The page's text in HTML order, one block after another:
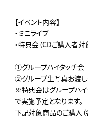
【イベント内容】
・ミニライブ
・特典会（CDご購入者対
①グループハイタッチ会
②グループ生写真お渡
※特典会はグループハ
で実施予定となります。
下記対象商品のご購入